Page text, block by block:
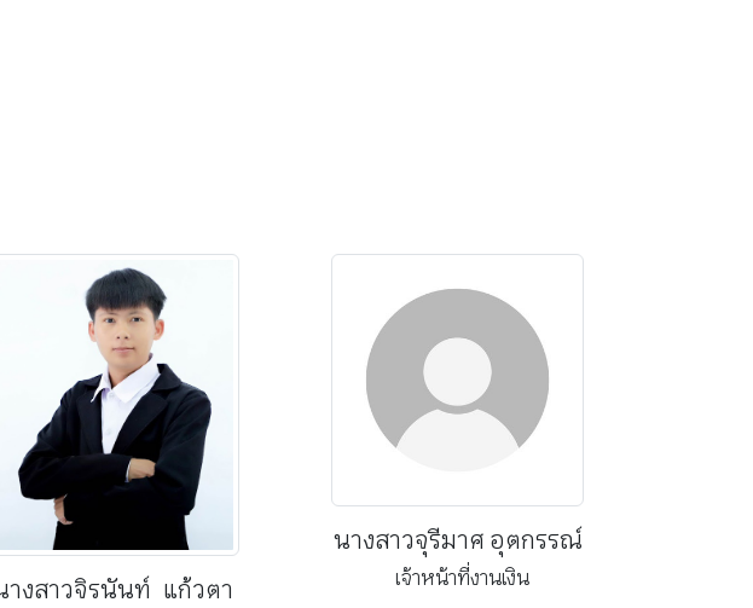
างสาวจิรนันท์ แก้วตา
นางสาวจุรีมาศ อุตกรรณ์
เจ้าหน้าที่งานเงิน